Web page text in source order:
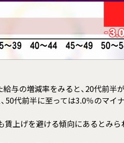
与の増減率をみると、20代前半
50代前半に至っては3.0％のマイ
上げを避ける傾向にあるとみら